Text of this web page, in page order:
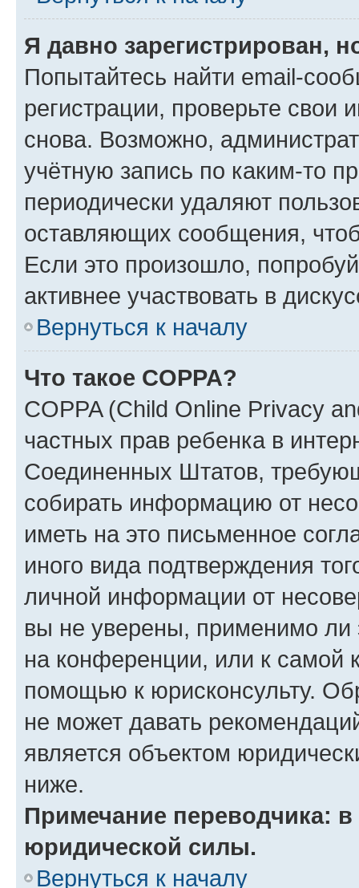
Я давно зарегистрирован,
Попытайтесь найти email-
регистрации, проверьте свои
снова. Возможно,
учётную запись по каким-то
периодически удаляют
оставляющих сообщения,
Если это произошло,
активнее участвовать в
Вернуться к началу
Что такое COPPA?
COPPA (Child Online Privacy
частных прав ребенка в
Соединенных Штатов,
собирать информацию от
иметь на это письменное
иного вида подтверждения
личной информации от
вы не уверены, применимо ли
на конференции, или к самой
помощью к юрисконсульту.
не может давать
является объектом
ниже.
Примечание переводчика:
юридической силы.
Вернуться к началу